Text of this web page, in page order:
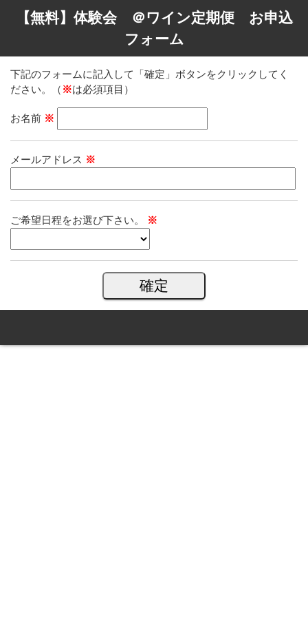
【無料】体験会 ＠ワイン定期便 お申込
フォーム
下記のフォームに記入して「確定」ボタンをクリックしてく
ださい。（ ※は必須項目）
お名前 ※
メールアドレス ※
ご希望日程をお選び下さい。 ※